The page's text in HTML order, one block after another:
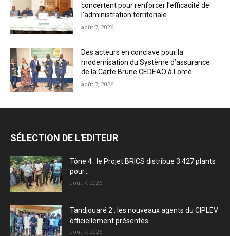
concertent pour renforcer l’efficacité de
l’administration territoriale
août 7, 2026
Des acteurs en conclave pour la
modernisation du Système d’assurance
de la Carte Brune CEDEAO à Lomé
août 7, 2026
SÉLECTION DE L'EDITEUR
Tône 4 : le Projet BRICS distribue 3 427 plants
pour...
août 7, 2026
Tandjouaré 2 : les nouveaux agents du CIPLEV
officiellement présentés
août 7, 2026